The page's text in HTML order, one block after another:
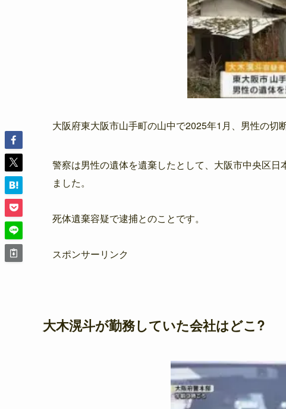
大阪府東大阪市山手町の山中で2025年1月、男性の切
警察は男性の遺体を遺棄したとして、大阪市中央区日
ました。
死体遺棄容疑で逮捕とのことです。
スポンサーリンク
大木滉斗が勤務していた会社はどこ?